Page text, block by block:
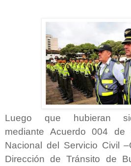
Luego que hubieran
mediante Acuerdo 004 de
Nacional del Servicio Civil
Dirección de Tránsito de